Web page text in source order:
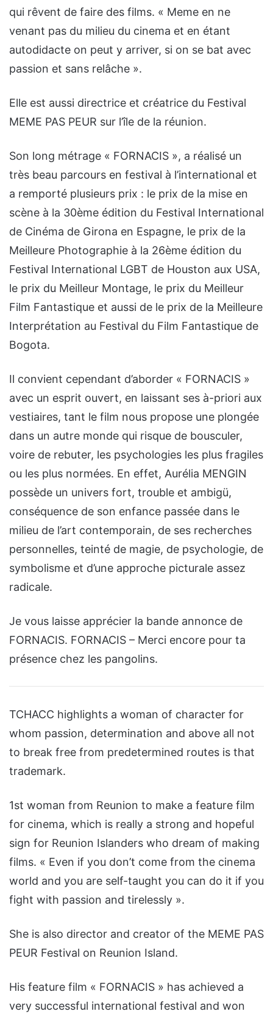
qui rêvent de faire des films. « Meme en ne
venant pas du milieu du cinema et en étant
autodidacte on peut y arriver, si on se bat avec
passion et sans relâche ».
Elle est aussi directrice et créatrice du Festival
MEME PAS PEUR sur l’île de la réunion.
Son long métrage « FORNACIS », a réalisé un
très beau parcours en festival à l’international et
a remporté plusieurs prix : le prix de la mise en
scène à la 30ème édition du Festival International
de Cinéma de Girona en Espagne, le prix de la
Meilleure Photographie à la 26ème édition du
Festival International LGBT de Houston aux USA,
le prix du Meilleur Montage, le prix du Meilleur
Film Fantastique et aussi de le prix de la Meilleure
Interprétation au Festival du Film Fantastique de
Bogota.
Il convient cependant d’aborder « FORNACIS »
avec un esprit ouvert, en laissant ses à-priori aux
vestiaires, tant le film nous propose une plongée
dans un autre monde qui risque de bousculer,
voire de rebuter, les psychologies les plus fragiles
ou les plus normées. En effet, Aurélia MENGIN
possède un univers fort, trouble et ambigü,
conséquence de son enfance passée dans le
milieu de l’art contemporain, de ses recherches
personnelles, teinté de magie, de psychologie, de
symbolisme et d’une approche picturale assez
radicale.
Je vous laisse apprécier la bande annonce de
FORNACIS. FORNACIS – Merci encore pour ta
présence chez les pangolins.
TCHACC highlights a woman of character for
whom passion, determination and above all not
to break free from predetermined routes is that
trademark.
1st woman from Reunion to make a feature film
for cinema, which is really a strong and hopeful
sign for Reunion Islanders who dream of making
films. « Even if you don’t come from the cinema
world and you are self-taught you can do it if you
fight with passion and tirelessly ».
She is also director and creator of the MEME PAS
PEUR Festival on Reunion Island.
His feature film « FORNACIS » has achieved a
very successful international festival and won